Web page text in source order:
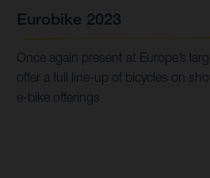
Eurobike 2023
Once again present at Europe’s
offer a full line-up of bicycles on
e-bike offerings